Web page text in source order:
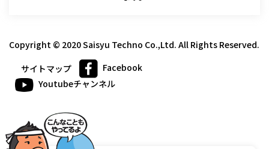
Copyright © 2020 Saisyu Techno Co.,Ltd. All Rights Reserved.
サイトマップ
Facebook
Youtubeチャンネル